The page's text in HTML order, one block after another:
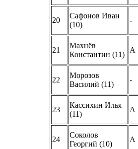
20
Сафонов Иван
(10)
-
21
Махнёв
Константин (11)
A
22
Морозов
Василий (11)
-
23
Кассихин Илья
(11)
A
24
Соколов
Георгий (10)
A